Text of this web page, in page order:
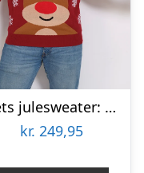
Årets julesweater: Det Søde Rensdyr – herre / mænd. Ugly Christmas Sweater lavet i Danmark
kr. 249,95